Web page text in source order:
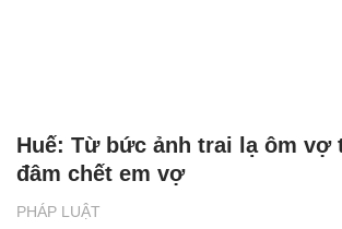
PHÁP LUẬT
Huế: Từ bức ảnh trai lạ ôm vợ
đâm chết em vợ